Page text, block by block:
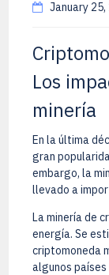
January 25,
Los
minería
En la última
gran
embargo, la
llevado a
La minería de
energía. Se
criptomoneda
algunos